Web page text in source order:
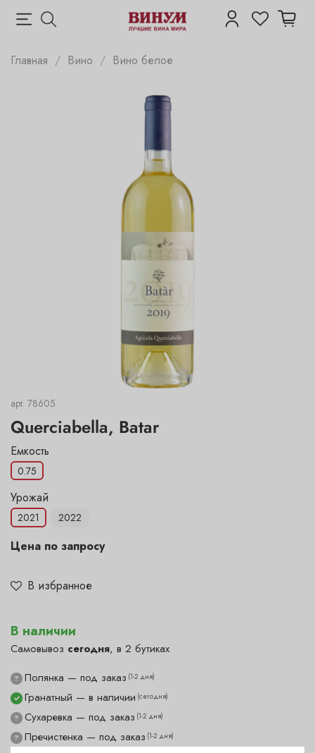
Главная Вино Вино белое
арт. 78605
Querciabella, Batar
В избранное
Емкость
0.75
Урожай
2021 2022
Цена по запросу
В наличии
Самовывоз сегодня, в 2 бутиках
✓ Гранатный — в наличии (сегодня)
? Полянка — под заказ (1-2 дня)
? Пречистенка — под заказ (1-2 дня)
? Сухаревка — под заказ (1-2 дня)